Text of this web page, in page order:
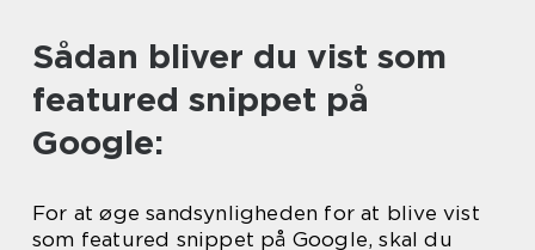
Sådan bliver du vist som
featured snippet på
Google:
For at øge sandsynligheden for at blive vist
som featured snippet på Google, skal du